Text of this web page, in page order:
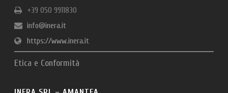
+39 050 9911830
info@inera.it
https://www.inera.it
Etica e Conformità